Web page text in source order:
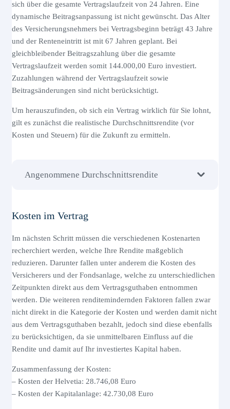
sich über die gesamte Vertragslaufzeit von 24 Jahren. Eine
dynamische Beitragsanpassung ist nicht gewünscht. Das Alter
des Versicherungsnehmers bei Vertragsbeginn beträgt 43 Jahre
und der Renteneintritt ist mit 67 Jahren geplant. Bei
gleichbleibender Beitragszahlung über die gesamte
Vertragslaufzeit werden somit 144.000,00 Euro investiert.
Zuzahlungen während der Vertragslaufzeit sowie
Beitragsänderungen sind nicht berücksichtigt.
Um herauszufinden, ob sich ein Vertrag wirklich für Sie lohnt,
gilt es zunächst die realistische Durchschnittsrendite (vor
Kosten und Steuern) für die Zukunft zu ermitteln.
Angenommene Durchschnittsrendite
Kosten im Vertrag
Im nächsten Schritt müssen die verschiedenen Kostenarten
recherchiert werden, welche Ihre Rendite maßgeblich
reduzieren. Darunter fallen unter anderem die Kosten des
Versicherers und der Fondsanlage, welche zu unterschiedlichen
Zeitpunkten direkt aus dem Vertragsguthaben entnommen
werden. Die weiteren renditemindernden Faktoren fallen zwar
nicht direkt in die Kategorie der Kosten und werden damit nicht
aus dem Vertragsguthaben bezahlt, jedoch sind diese ebenfalls
zu berücksichtigen, da sie unmittelbaren Einfluss auf die
Rendite und damit auf Ihr investiertes Kapital haben.
Zusammenfassung der Kosten:
– Kosten der Helvetia: 28.746,08 Euro
– Kosten der Kapitalanlage: 42.730,08 Euro